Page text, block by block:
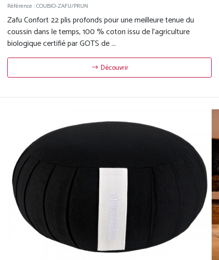
Référence :COUBIO-ZAFU/PRUN
Zafu Confort 22 plis profonds pour une meilleure tenue du
coussin dans le temps, 100 % coton issu de l'agriculture
biologique certifié par GOTS de ...
Découvrir